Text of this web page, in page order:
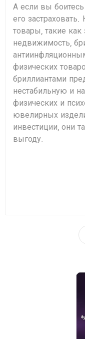
А если вы
его
товары, такие как
недвижимость,
физических
бриллиантами
нестабильную и
физических и
ювелирных
инвестиции, они
выгоду.